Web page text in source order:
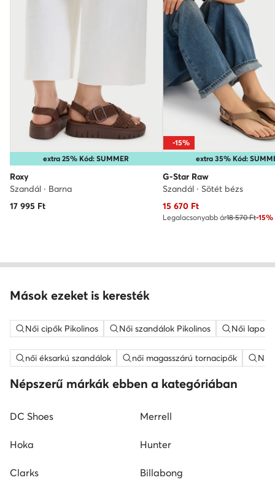
extra 25% Kód: SUMMER
Roxy
Szandál · Barna
17 995 Ft
extra 35% Kód:
-15%
G-Star Raw
Szandál · Sötét bézs
Aktuális ár
15 670Ft
Legalacsonyabb ár18 570 Ft-15%
Mások ezeket is keresték
Női cipők Pikolinos Női szandálok Pikolinos Női lapos
női éksarkú szandálok női magasszárú tornacipők
Népszerű márkák ebben a kategóriában
DC Shoes Merrell
Hoka Hunter
Clarks Billabong